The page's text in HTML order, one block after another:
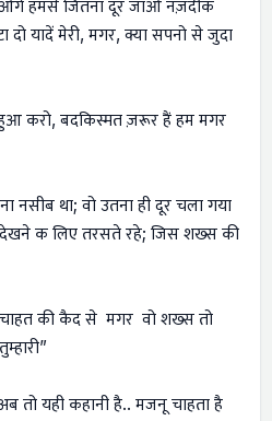
हमसे जितना दूर जाओ नज़दीक
दो यादें मेरी, मगर, क्या सपनो से जुदा
करो, बदकिस्मत ज़रूर हैं हम मगर
नसीब था; वो उतना ही दूर चला गया
देखने क लिए तरसते रहे; जिस शख्स की
की कैद से मगर वो शख्स तो
यही कहानी है.. मजनू चाहता है